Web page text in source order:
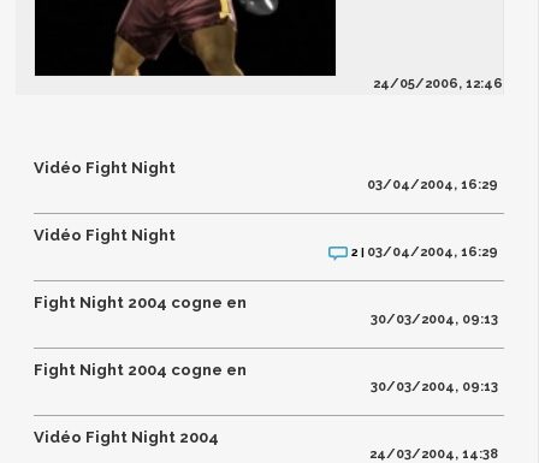
24/05/2006, 12:46
Vidéo Fight Night
03/04/2004, 16:29
Vidéo Fight Night
2 | 03/04/2004, 16:29
Fight Night 2004 cogne en
30/03/2004, 09:13
Fight Night 2004 cogne en
30/03/2004, 09:13
Vidéo Fight Night 2004
24/03/2004, 14:38